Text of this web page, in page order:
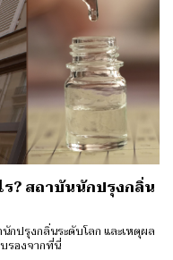
? สถาบันนักปรุงกลิ่น
กปรุงกลิ่นระดับโลก และเหตุผล
รองจากที่นี่